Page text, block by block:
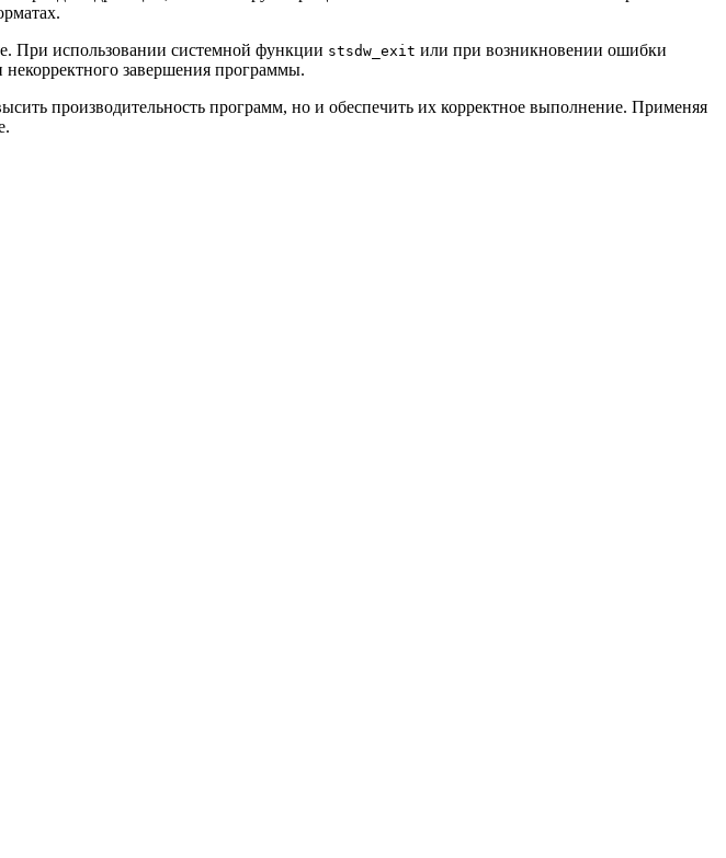
При использовании системной функции stsdw_exit или при возникновении ошибки
завершения программы.
производительность программ, но и обеспечить их корректное выполнение. Применяя